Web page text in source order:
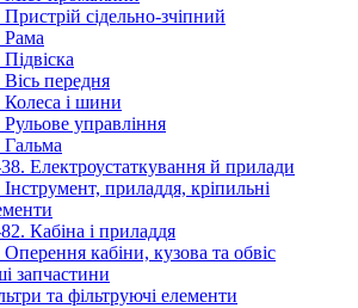
Пристрій сідельно-зчіпний
Рама
Вісь передня
Колеса і шини
Рульове управління
Гальма
Електроустаткування й прилади
приладдя, кріпильні
Кабіна і приладдя
Оперення кабіни, кузова та обвіс
запчастини
та фільтруючі елементи